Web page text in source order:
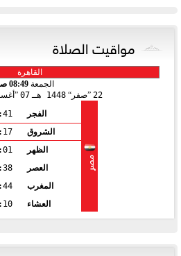
مواقيت الصلاة
الجمعة 08:49 صـ
22 صفر 1448 هـ 07
مصر
الفجر
الشروق
الظهر
العصر
المغرب
العشاء